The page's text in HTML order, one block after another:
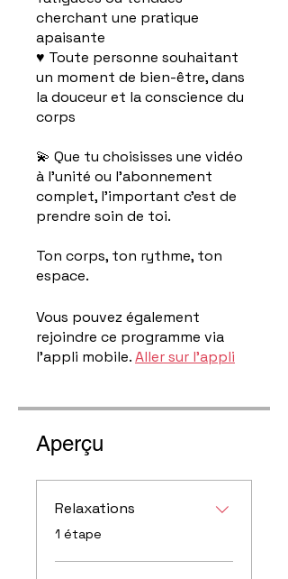
cherchant une pratique
apaisante
♥ Toute personne souhaitant
un moment de bien-être, dans
la douceur et la conscience du
corps
💫 Que tu choisisses une vidéo
à l’unité ou l’abonnement
complet, l’important c’est de
prendre soin de toi.
Ton corps, ton rythme, ton
espace.
Vous pouvez également
rejoindre ce programme via
l'appli mobile.Aller sur l'appli
Aperçu
Relaxations
.1 étape